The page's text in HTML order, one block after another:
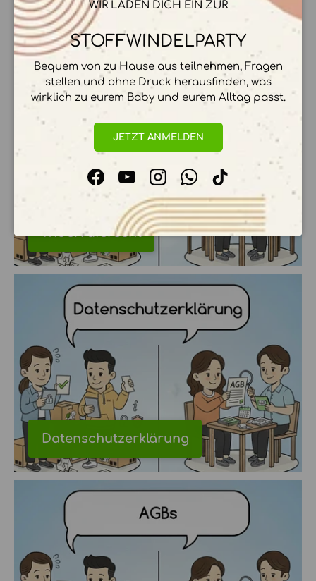
Versand & Zahlungsbedingungen
Widerrufsrecht
Datenschutzerklärung
WIR LADEN DICH EIN ZUR
STOFFWINDELPARTY
Bequem von zu Hause aus teilnehmen, Fragen
stellen und ohne Druck herausfinden, was
wirklich zu eurem Baby und eurem Alltag passt.
JETZT ANMELDEN
FacebookYouTubeInstagramWhatsApp
TikTok